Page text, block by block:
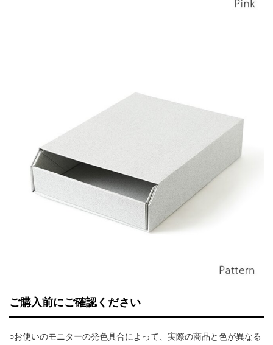
ご購入前にご確認ください
○お使いのモニターの発色具合によって、実際の商品と色が異なる